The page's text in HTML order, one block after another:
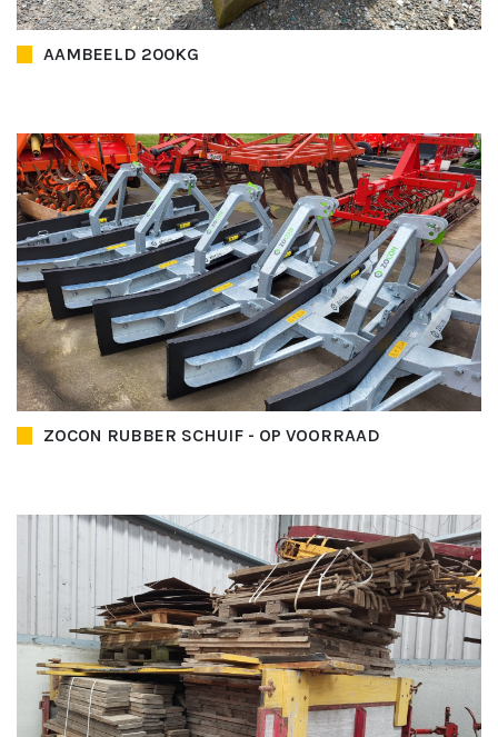
AAMBEELD 200KG
ZOCON RUBBER SCHUIF - OP VOORRAAD